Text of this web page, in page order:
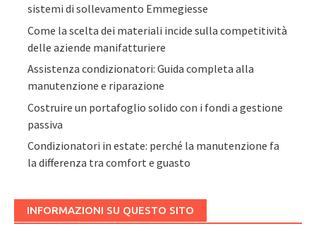
sistemi di sollevamento Emmegiesse
Come la scelta dei materiali incide sulla competitività
delle aziende manifatturiere
Assistenza condizionatori: Guida completa alla
manutenzione e riparazione
Costruire un portafoglio solido con i fondi a gestione
passiva
Condizionatori in estate: perché la manutenzione fa
la differenza tra comfort e guasto
INFORMAZIONI SU QUESTO SITO